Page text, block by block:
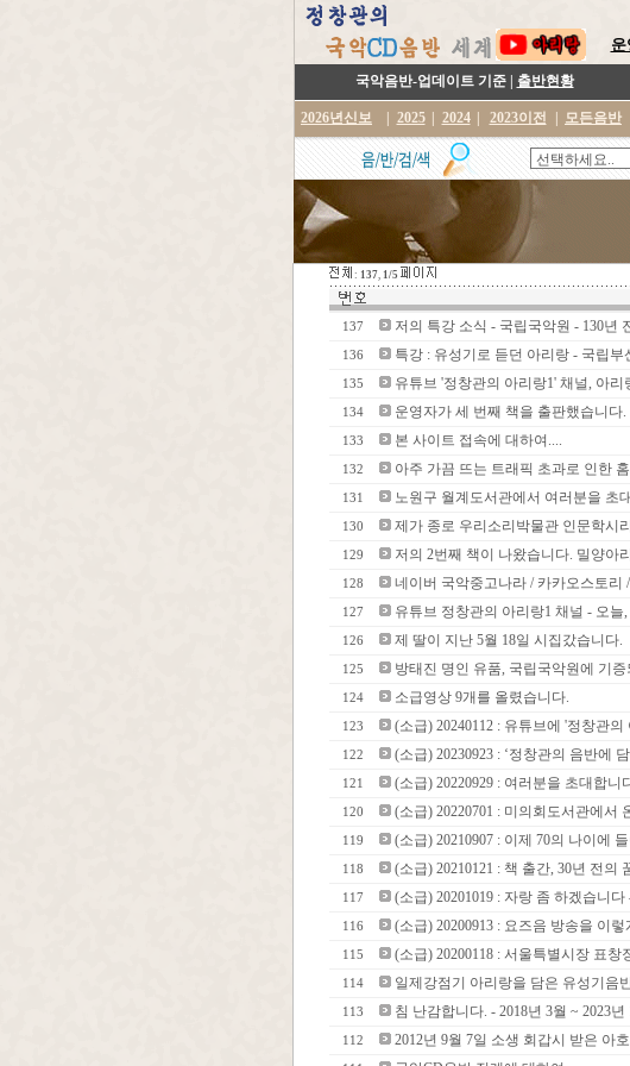
국악음반-업데이트 기준 | 출반현황
2026년신보 2025 2024 2023이전 모든음반
: 137, 1/5
137 저의 특강 소식 - 국립국악원 - 130년
136 특강 : 유성기로 듣던 아리랑 - 국립부
135 유튜브 '정창관의 아리랑1' 채널, 아리
134 운영자가 세 번째 책을 출판했습니다.
133 본 사이트 접속에 대하여....
132 아주 가끔 뜨는 트래픽 초과로 인한
131 노원구 월계도서관에서 여러분을 초
130 제가 종로 우리소리박물관 인문학시
129 저의 2번째 책이 나왔습니다. 밀양아
128 네이버 국악중고나라 / 카카오스토리
127 유튜브 정창관의 아리랑1 채널 - 오늘
126 제 딸이 지난 5월 18일 시집갔습니다.
125 방태진 명인 유품, 국립국악원에 기증
124 소급영상 9개를 올렸습니다.
123 (소급) 20240112 : 유튜브에 '정창관
122 (소급) 20230923 : ‘정창관의 음반에
121 (소급) 20220929 : 여러분을 초대합니
120 (소급) 20220701 : 미의회도서관에서
119 (소급) 20210907 : 이제 70의 나이에
118 (소급) 20210121 : 책 출간, 30년 전의
117 (소급) 20201019 : 자랑 좀 하겠습니
116 (소급) 20200913 : 요즈음 방송을 이렇
115 (소급) 20200118 : 서울특별시장 표
114 일제강점기 아리랑을 담은 유성기음
113 침 난감합니다. - 2018년 3월 ~ 2023
112 2012년 9월 7일 소생 회갑시 받은 아